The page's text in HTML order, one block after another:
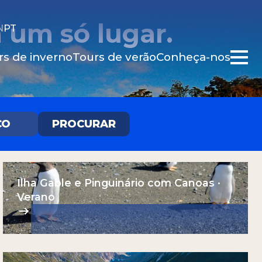
PT
de invernoTours de verãoConheça-nos
um só lugar.
PROCURAR
Ilha Gable e Pinguinário com Canoas ·
Verano